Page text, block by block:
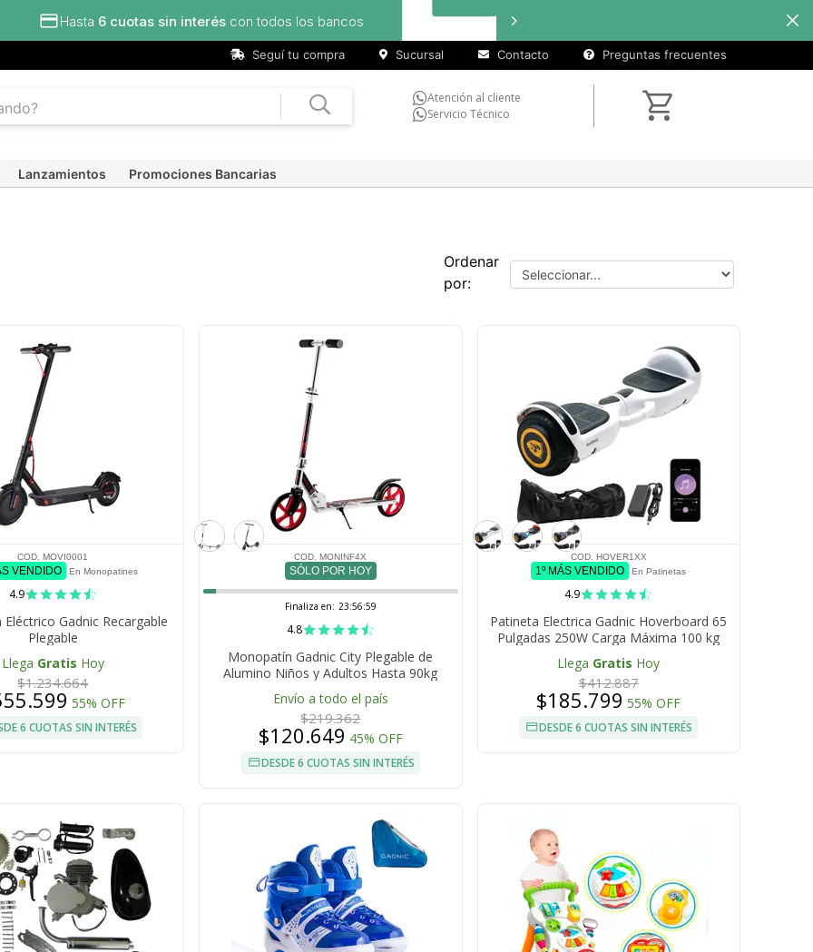
seleccionados
Seguí tu compra Sucursal Contacto Preguntas frecuentes
Atención al cliente
Servicio Técnico
Lanzamientos Promociones Bancarias
Ordenar
por:
COD. MOVI0001
VENDIDO En Monopatines
4.9
Gadnic Recargable
Plegable
Llega Gratis Hoy
$1.234.664
55% OFF
6 CUOTAS SIN INTERÉS
COD. MONINF4X
SÓLO POR HOY
Finaliza en: 23:56:59
4.8
Monopatín Gadnic City Plegable de
Alumino Niños y Adultos Hasta 90kg
Ruedas 200mm
Envío a todo el país
$219.362
$120.649 45% OFF
DESDE 6 CUOTAS SIN INTERÉS
COD. HOVER1XX
1º MÁS VENDIDO En Patinetas
4.9
Patineta Electrica Gadnic Hoverboard 65
Pulgadas 250W Carga Máxima 100 kg
Autonomía 6-8 km Batería Litio 1,8Ah
Llega Gratis Hoy
$412.887
$185.799 55% OFF
DESDE 6 CUOTAS SIN INTERÉS